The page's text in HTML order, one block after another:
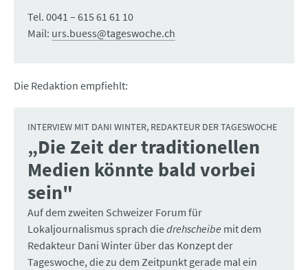
Tel. 0041 – 615 61 61 10
Mail: urs.buess@tageswoche.ch
Die Redaktion empfiehlt:
INTERVIEW MIT DANI WINTER, REDAKTEUR DER TAGESWOCHE
„Die Zeit der traditionellen
Medien könnte bald vorbei
sein"
Auf dem zweiten Schweizer Forum für
Lokaljournalismus sprach diedrehscheibe mit dem
Redakteur Dani Winter über das Konzept der
Tageswoche, die zu dem Zeitpunkt gerade mal ein